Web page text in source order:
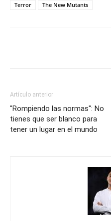
Terror
The New Mutants
Artículo anterior
"Rompiendo las normas": No
tienes que ser blanco para
tener un lugar en el mundo